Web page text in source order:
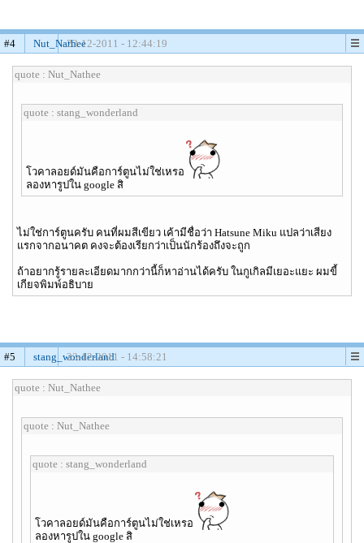
#4 Nut_Nathee23-12-2011 - 12:44:19
quote : Nut_Nathee
quote : stang_wonderland
โวคาลอยด์มันคือการ์ตูนไม่ใช่เหรอ
ลองหารูปใน google สิ
ไม่ใช่การ์ตูนครับ คนที่ผมสีเขียว เค้ามีชื่อว่า Hatsune Miku แปลว่าเสียง
แรกจากอนาคต คงจะต้องเรียกว่าเป็นนักร้องถึงจะถูก
ถ้าอยากรู้รายละเอียดมากกว่านี้ก็หาอ่านได้ครับ ในกูเกิลมีเยอะแยะ ผมขี้
เกียจพิมพ์อธิบาย
#5 stang_wonderland
23-12-2011 - 14:58:21
quote : Nut_Nathee
quote : Nut_Nathee
quote : stang_wonderland
โวคาลอยด์มันคือการ์ตูนไม่ใช่เหรอ
ลองหารูปใน google สิ